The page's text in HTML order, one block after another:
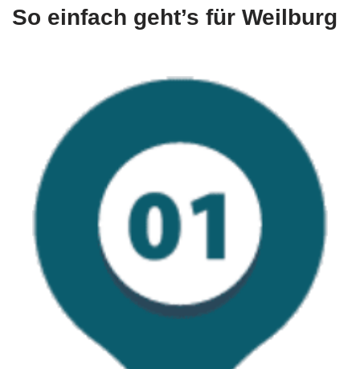
So einfach geht’s für Weilburg